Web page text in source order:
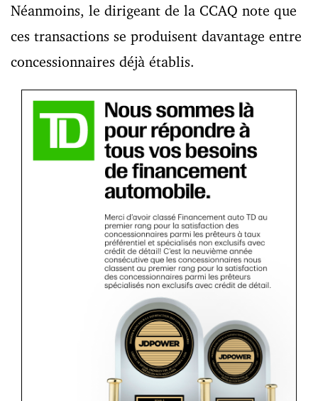
Néanmoins, le dirigeant de la CCAQ note que
ces transactions se produisent davantage entre
concessionnaires déjà établis.